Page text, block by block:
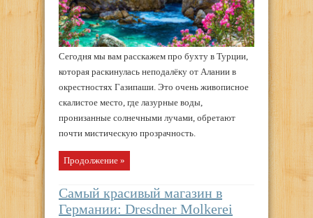
Сегодня мы вам расскажем про бухту в Турции,
которая раскинулась неподалёку от Алании в
окрестностях Газипаши. Это очень живописное
скалистое место, где лазурные воды,
пронизанные солнечными лучами, обретают
почти мистическую прозрачность.
Продолжение »
Самый красивый магазин в
Германии: Dresdner Molkerei